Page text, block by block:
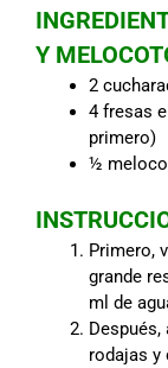
Y
2
4 fresas
primero)
½
Primero,
grande
ml de
rodajas y